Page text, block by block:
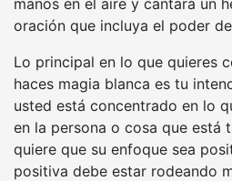
oración que incluya el poder
Lo principal en lo que quieres
haces magia blanca es tu
usted está concentrado en lo
en la persona o cosa que está
quiere que su enfoque sea
positiva debe estar rodeando